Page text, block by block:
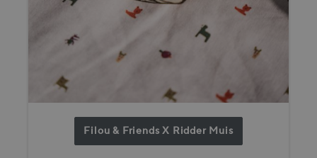
Filou & Friends X Ridder Muis